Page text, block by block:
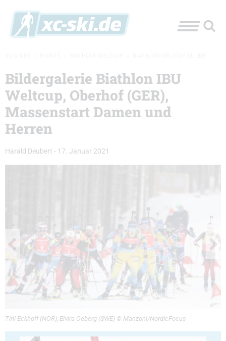
Bildergalerie Biathlon IBU
Weltcup, Oberhof (GER),
Massenstart Damen und
Herren
Harald Deubert - 17. Januar 2021
Tiril Eckhoff (NOR), Elvira Oeberg (SWE) © Manzoni/NordicFocus